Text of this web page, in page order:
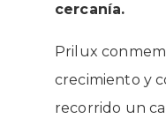
cercanía.
Prilux
crecimiento y
recorrido un